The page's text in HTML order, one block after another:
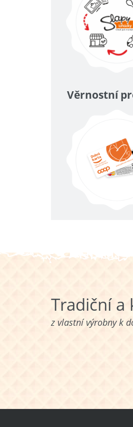
Věrnostní
Tradiční a
z vlastní výrobny k